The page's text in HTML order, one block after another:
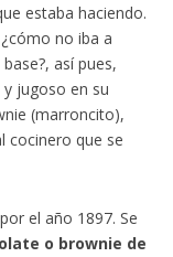
estaba haciendo.
no iba a
así pues,
jugoso en su
(marroncito),
cocinero que se
el año 1897. Se
o brownie de